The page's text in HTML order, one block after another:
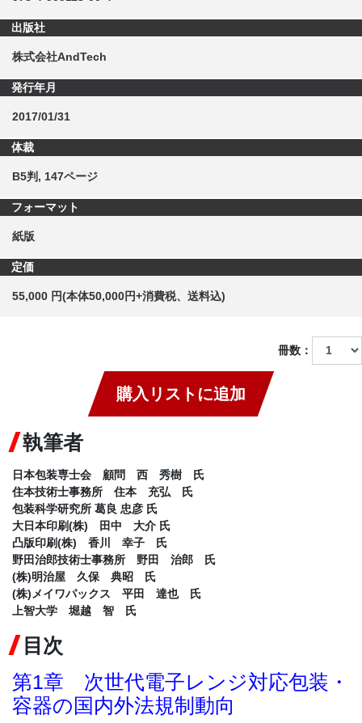
出版社
株式会社AndTech
発行年月
2017/01/31
体裁
B5判, 147ページ
フォーマット
紙版
定価
55,000 円(本体50,000円+消費税、送料込)
冊数：
購入リストに追加
執筆者
日本包装専士会 顧問 西 秀樹 氏
住本技術士事務所 住本 充弘 氏
包装科学研究所 葛良 忠彦 氏
大日本印刷(株) 田中 大介 氏
凸版印刷(株) 香川 幸子 氏
野田治郎技術士事務所 野田 治郎 氏
(株)明治屋 久保 典昭 氏
(株)メイワパックス 平田 達也 氏
上智大学 堀越 智 氏
目次
第1章 次世代電子レンジ対応包装・
容器の国内外法規制動向